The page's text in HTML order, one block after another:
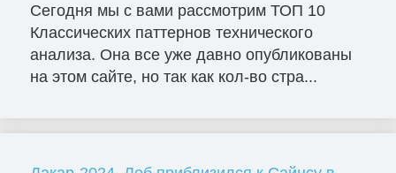
Сегодня мы с вами рассмотрим ТОП 10
Классических паттернов технического
анализа. Она все уже давно опубликованы
на этом сайте, но так как кол-во стра...